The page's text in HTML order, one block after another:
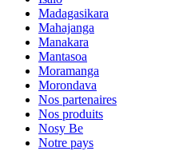
Madagasikara
Mahajanga
Manakara
Mantasoa
Moramanga
Morondava
Nos partenaires
Nos produits
Nosy Be
Notre pays